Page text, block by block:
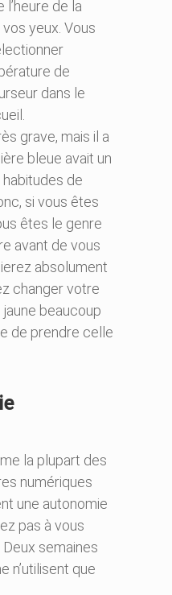
l’heure de la
yeux. Vous
de
dans le
grave, mais il a
bleue avait un
de
si vous êtes
êtes le genre
avant de vous
absolument
changer votre
beaucoup
de prendre celle
la plupart des
numériques
une autonomie
pas à vous
semaines
n’utilisent que